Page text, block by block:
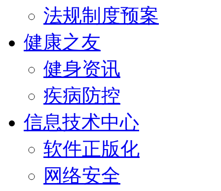
法规制度预案
健康之友
健身资讯
疾病防控
信息技术中心
软件正版化
网络安全